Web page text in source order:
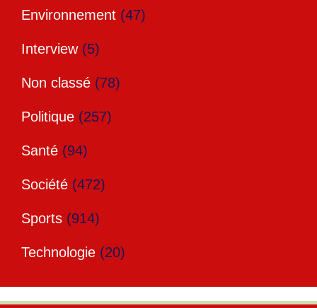
Environnement (47)
Interview(5)
Non classé (78)
Politique (257)
Santé (94)
Société (472)
Sports (914)
Technologie (20)